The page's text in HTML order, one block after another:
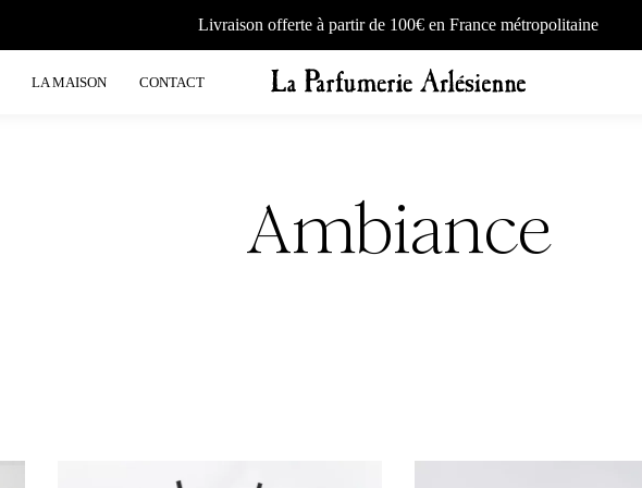
Livraison offerte à partir de 100€ en France métropolitaine
LA MAISON CONTACT
Ambiance